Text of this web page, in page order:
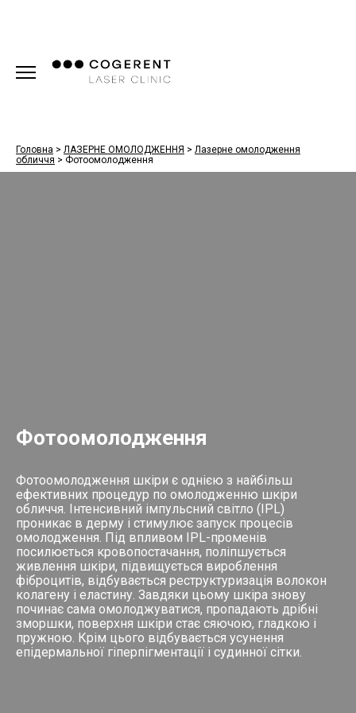
Головна > ЛАЗЕРНЕ ОМОЛОДЖЕННЯ > Лазерне омолодження
обличчя > Фотоомолодження
Фотоомолодження
Фотоомолодження шкіри є однією з найбільш
ефективних процедур по омолодженню шкіри
обличчя. Інтенсивний імпульсний світло (IPL)
проникає в дерму і стимулює запуск процесів
омолодження. Під впливом IPL-променів
посилюється кровопостачання, поліпшується
живлення шкіри, підвищується вироблення
фіброцитів, відбувається реструктуризація волокон
колагену і еластину. Завдяки цьому шкіра знову
починає сама омолоджуватися, пропадають дрібні
зморшки, поверхня шкіри стає сяючою, гладкою і
пружною. Крім цього відбувається усунення
епідермальної гіперпігментації і судинної сітки.